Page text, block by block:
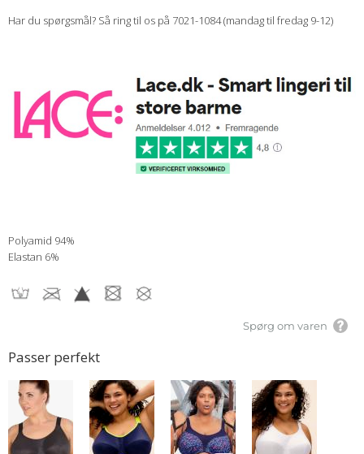
Har du spørgsmål? Så ring til os på 7021-1084 (mandag til fredag 9-12)
Polyamid 94%
Elastan 6%
Spørg om varen
Passer perfekt